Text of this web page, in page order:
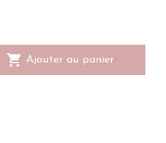
shopping_cart Ajouter au panier